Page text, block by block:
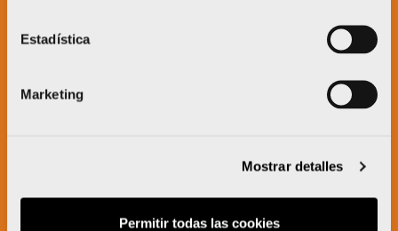
Estadística
Marketing
Mostrar detalles
Permitir todas las cookies